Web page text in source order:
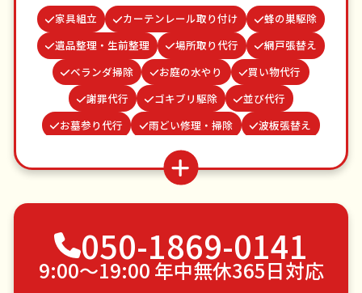
家具組立 カーテンレール取り付け
蜂の巣駆除
遺品整理・生前整理
場所取り代行
網戸張替え
ベランダ掃除
お庭の水やり
買い物代行
謝罪代行
ゴキブリ駆除
並び代行
お墓参り代行
雨どい修理・掃除
波板張替え
物置解体
クモの駆除
結婚式代理出席
病院付き添い
不用品回収
ゴミ屋敷片付け
草刈り・草むしり
家具の移動
引っ越し
植木の剪定
植木の伐採
手すり取り付け
ペットのお世話
エアコンクリーニング
DIY・日曜大工
050-1869-0141
9:00〜19:00 年中無休365日対応